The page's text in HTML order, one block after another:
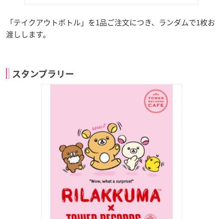
「テイクアウトボトル」を1品ご注文につき、ランダムで1枚お
渡しします。
スタンプラリー